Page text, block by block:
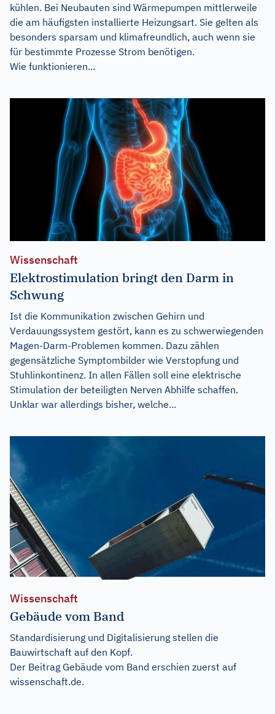
kühlen. Bei Neubauten sind Wärmepumpen mittlerweile
die am häufigsten installierte Heizungsart. Sie gelten als
besonders sparsam und klimafreundlich, auch wenn sie
für bestimmte Prozesse Strom benötigen.
Wie funktionieren...
Wissenschaft
Elektrostimulation bringt den Darm in
Schwung
Ist die Kommunikation zwischen Gehirn und
Verdauungssystem gestört, kann es zu schwerwiegenden
Magen-Darm-Problemen kommen. Dazu zählen
gegensätzliche Symptombilder wie Verstopfung und
Stuhlinkontinenz. In allen Fällen soll eine elektrische
Stimulation der beteiligten Nerven Abhilfe schaffen.
Unklar war allerdings bisher, welche...
Wissenschaft
Gebäude vom Band
Standardisierung und Digitalisierung stellen die
Bauwirtschaft auf den Kopf.
Der Beitrag Gebäude vom Band erschien zuerst auf
wissenschaft.de.